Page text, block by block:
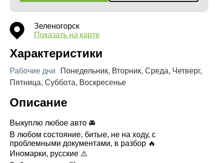
Зеленогорск
Показать на карте
Характеристики
Рабочие дни
Понедельник, Вторник, Среда, Четверг,
Пятница, Суббота, Воскресенье
Описание
Выкуплю любое авто 🚘
В любом состояние, битые, не на ходу, с
проблемными документами, в разбор 🔥
Иномарки, русские ⚠️